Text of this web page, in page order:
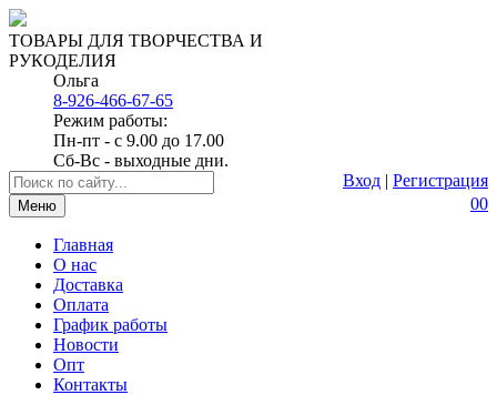
ТОВАРЫ ДЛЯ ТВОРЧЕСТВА И
РУКОДЕЛИЯ
Ольга
8-926-466-67-65
Режим работы:
Пн-пт - с 9.00 до 17.00
Сб-Вс - выходные дни.
Вход | Регистрация
0
0
Меню
Главная
О нас
Доставка
Оплата
График работы
Новости
Опт
Контакты